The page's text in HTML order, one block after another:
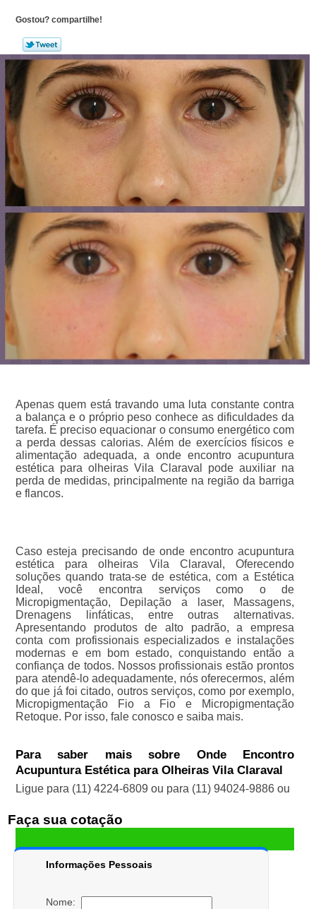
Gostou? compartilhe!
Apenas quem está travando uma luta constante contra
a balança e o próprio peso conhece as dificuldades da
tarefa. É preciso equacionar o consumo energético com
a perda dessas calorias. Além de exercícios físicos e
alimentação adequada, a onde encontro acupuntura
estética para olheiras Vila Claraval pode auxiliar na
perda de medidas, principalmente na região da barriga
e flancos.
Caso esteja precisando de onde encontro acupuntura
estética para olheiras Vila Claraval, Oferecendo
soluções quando trata-se de estética, com a Estética
Ideal, você encontra serviços como o de
Micropigmentação, Depilação a laser, Massagens,
Drenagens linfáticas, entre outras alternativas.
Apresentando produtos de alto padrão, a empresa
conta com profissionais especializados e instalações
modernas e em bom estado, conquistando então a
confiança de todos. Nossos profissionais estão prontos
para atendê-lo adequadamente, nós oferecermos, além
do que já foi citado, outros serviços, como por exemplo,
Micropigmentação Fio a Fio e Micropigmentação
Retoque. Por isso, fale conosco e saiba mais.
Para saber mais sobre Onde Encontro
Acupuntura Estética para Olheiras Vila Claraval
Ligue para (11) 4224-6809 ou para (11) 94024-9886ou
Faça sua cotação
Informações Pessoais
Nome: